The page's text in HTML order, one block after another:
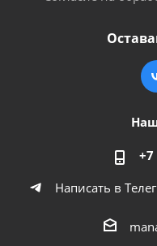
+7
Написать в